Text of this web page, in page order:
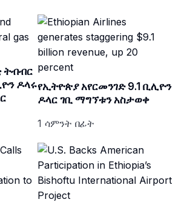
ትብብር
ዶላሩየኢትዮጵያ አየርመንገድ 9.1 ቢሊዮን
ዶላር ገቢ ማግኘቱን አስታወቀ
1 ሳምንት በፊት